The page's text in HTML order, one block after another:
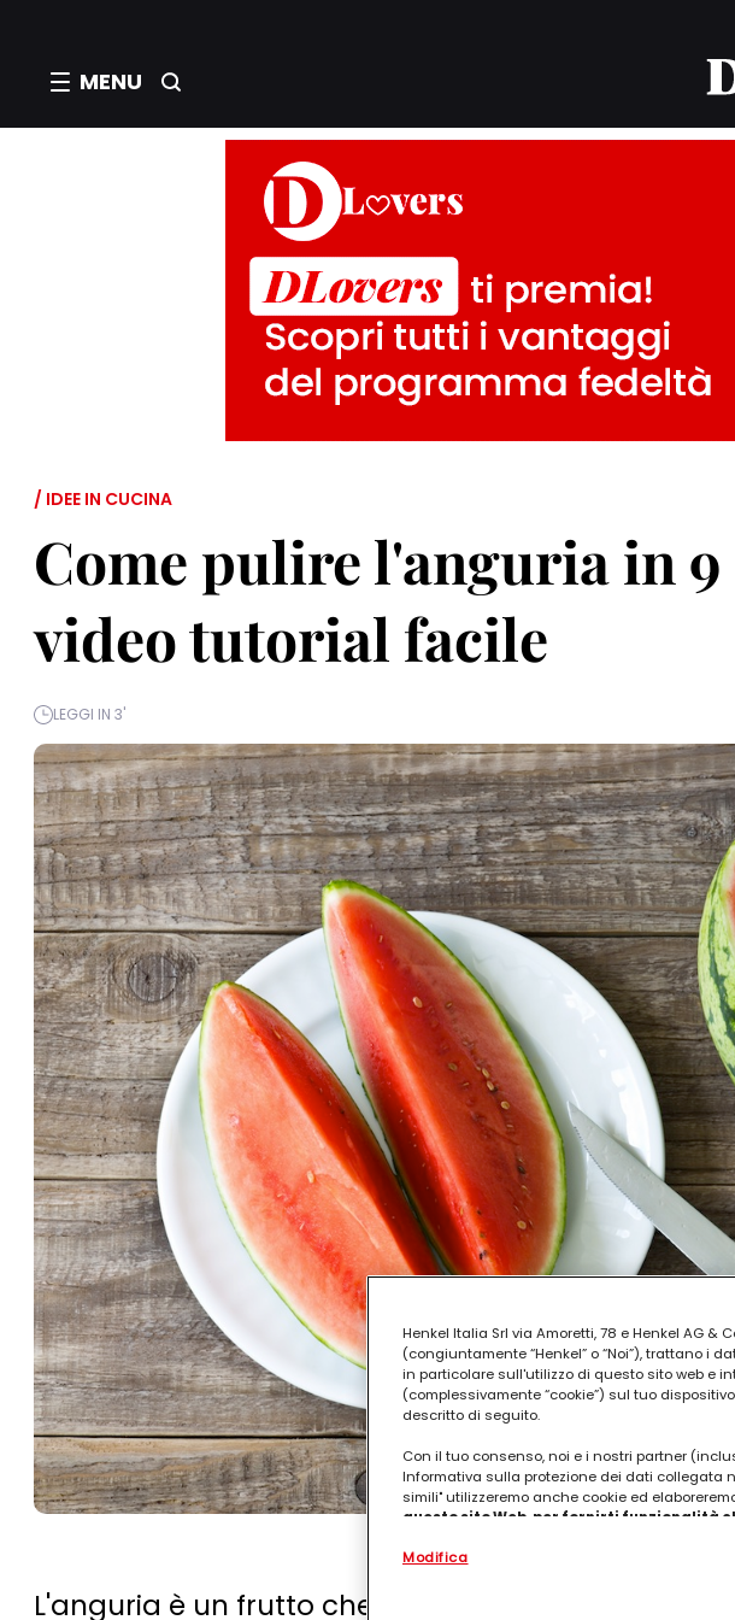
MENU
/ IDEE IN CUCINA
Come pulire l'anguria in
video tutorial facile
LEGGI IN 3'
L'anguria è un frutto che può essere tagliato e
Henkel Italia Srl via Amoretti, 78 e Henkel AG &
(congiuntamente “Henkel” o “Noi”), trattano i
in particolare sull'utilizzo di questo sito web e
(complessivamente “cookie”) sul tuo
descritto di seguito.
Con il tuo consenso, noi e i nostri partner
Informativa sulla protezione dei dati collegata
simili" utilizzeremo anche cookie ed
questo sito Web, per fornirti funzionalità
. Analizzeremo il tuo utilizzo
(rispettivamente dell'azienda per cui lavori)
terzi, conservare le nostre informazioni sulle
Modifica